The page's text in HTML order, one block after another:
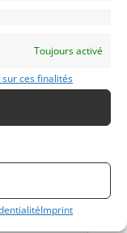
Toujours activé
sur ces finalités
Imprint
un tarif